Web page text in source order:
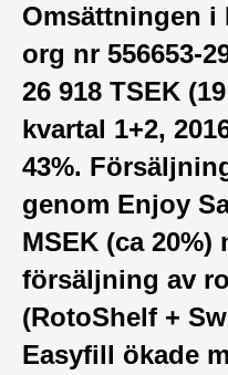
Omsättningen i
org nr 556653-
26 918 TSEK
kvartal 1+2,
43%.
genom Enjoy
MSEK (ca
försäljning av
(RotoShelf +
Easyfill ökade